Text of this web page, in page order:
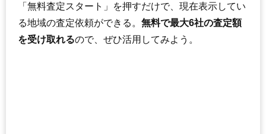
「無料査定スタート」を押すだけで、現在表示してい
る地域の査定依頼ができる。 無料で最大6社の査定額
を受け取れるので、ぜひ活用してみよう。